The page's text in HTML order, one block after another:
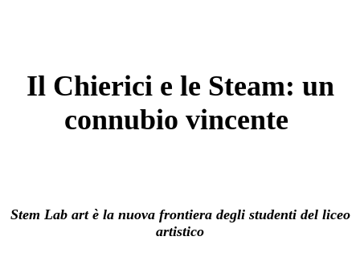
Il Chierici e le Steam: un
connubio vincente
Stem Lab art è la nuova frontiera degli studenti del liceo
artistico